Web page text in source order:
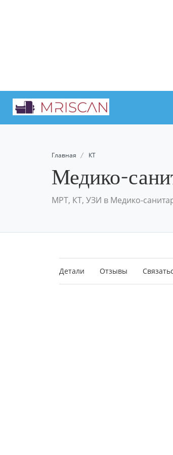
Главная КТ
Медико-
МРТ, КТ, УЗИ в Медико-
Детали Отзывы